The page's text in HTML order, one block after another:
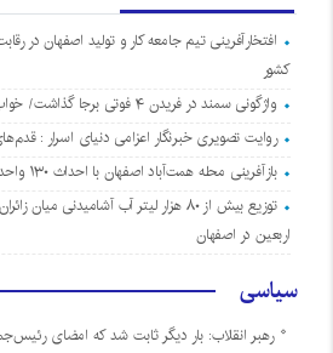
افتخارآفرینی تیم جامعه کار و تولید اصفهان در
کشور
واژگونی سمند در فریدن ۴ فوتی برجا گذاشت/ خواب‌آلودگی راننده حادثه‌ساز شد
روایت تصویری خبرنگار اعزامی دنیای اسرار :
بازآفرینی محله همت‌آباد اصفهان با احداث ۱۳۰ واحد مسکونی جدید آغاز می‌شود
توزیع بیش از ۸۰ هزار لیتر آب آشامیدنی
اربعین در اصفهان
سیاسی
رهبر انقلاب: بار دیگر ثابت شد که امضای